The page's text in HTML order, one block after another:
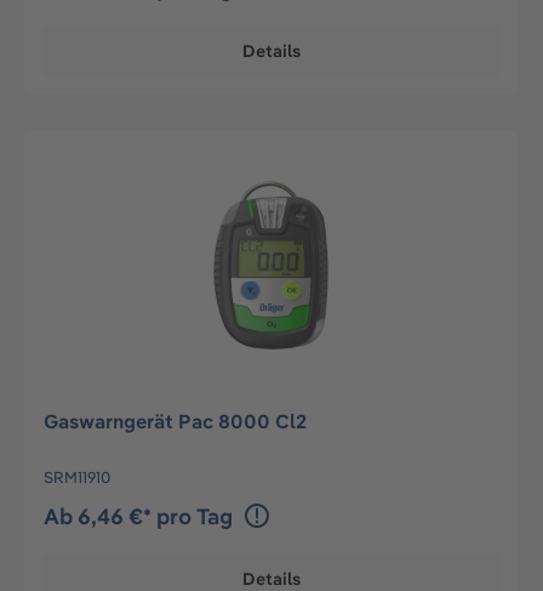
Details
Gaswarngerät Pac 8000 Cl2
SRM11910
Ab 6,46 €* pro Tag
Details